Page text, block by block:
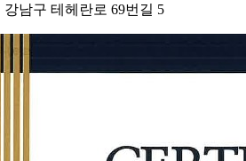
남구 테헤란로 69번길 5